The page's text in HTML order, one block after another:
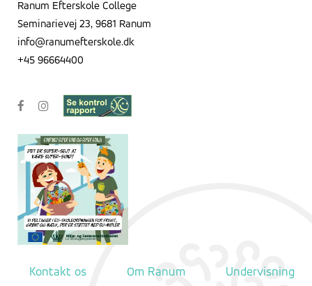
Ranum Efterskole College
Seminarievej 23, 9681 Ranum
info@ranumefterskole.dk
+45 96664400
Kontakt os Om Ranum Undervisning